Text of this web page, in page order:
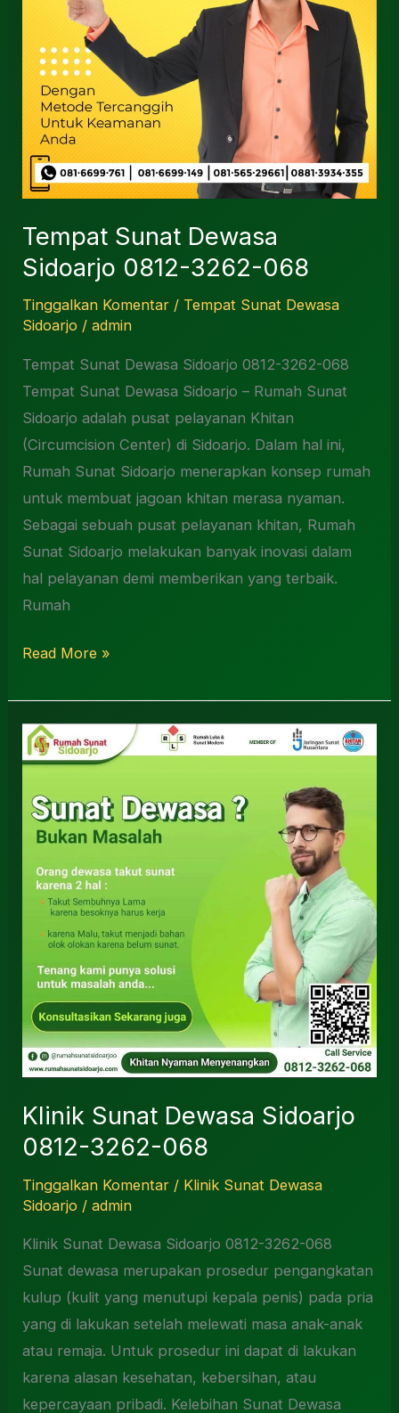
Tempat Sunat Dewasa
Sidoarjo 0812-3262-068
Tinggalkan Komentar / Tempat Sunat Dewasa
Sidoarjo /admin
Tempat Sunat Dewasa Sidoarjo 0812-3262-068
Tempat Sunat Dewasa Sidoarjo – Rumah Sunat
Sidoarjo adalah pusat pelayanan Khitan
(Circumcision Center) di Sidoarjo. Dalam hal ini,
Rumah Sunat Sidoarjo menerapkan konsep rumah
untuk membuat jagoan khitan merasa nyaman.
Sebagai sebuah pusat pelayanan khitan, Rumah
Sunat Sidoarjo melakukan banyak inovasi dalam
hal pelayanan demi memberikan yang terbaik.
Rumah
Read More »
Klinik Sunat Dewasa Sidoarjo
0812-3262-068
Tinggalkan Komentar / Klinik Sunat Dewasa
Sidoarjo /admin
Klinik Sunat Dewasa Sidoarjo 0812-3262-068
Sunat dewasa merupakan prosedur pengangkatan
kulup (kulit yang menutupi kepala penis) pada pria
yang di lakukan setelah melewati masa anak-anak
atau remaja. Untuk prosedur ini dapat di lakukan
karena alasan kesehatan, kebersihan, atau
kepercayaan pribadi. Kelebihan Sunat Dewasa
Klinik
Sunat
Sidoarjo
0812-
3262-
068